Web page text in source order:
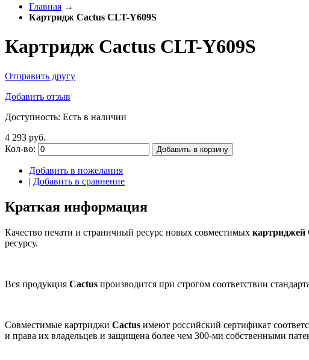
Главная →
Картридж Cactus CLT-Y609S
Картридж Cactus CLT-Y609S
Отправить другу
Добавить отзыв
Доступность: Есть в наличии
4 293 руб.
Кол-во:
Добавить в корзину
Добавить в пожелания
| Добавить в сравнение
Краткая информация
Качество печати и страничный ресурс новых совместимых картриджей
ресурсу.
Вся продукция Cactus производится при строгом соответствии
Совместимые картриджи Cactus имеют российский сертификат
и права их владельцев и защищена более чем 300-ми собственными